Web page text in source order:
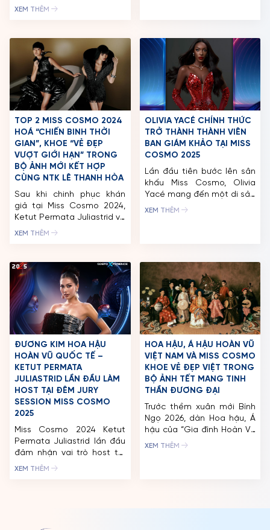
Tài Trợ Chính – Ngân Hàng
tại hội thảo “Cosmo Green
Summit” ở trụ sở Nam A
Bank, các thí sinh Miss
Cosmo 2024 lần lượt trình
bày về dự án xanh […]
XEM THÊM
quan tâm từ cộng đồng
yêu sắc đẹp trong và
ngoài […]
TOP 2 MISS COSMO 2024
HOÁ “CHIẾN BINH THỜI
GIAN”, KHOE “VẺ ĐẸP
VƯỢT GIỚI HẠN” TRONG
BỘ ẢNH MỚI KẾT HỢP
CÙNG NTK LÊ THANH HÒA
Sau khi chinh phục khán
giả tại Miss Cosmo 2024,
Ketut Permata Juliastrid và
Karnruethai Tassabut tiếp
đầy mê hoặc kết hợp cùng
NTK nổi tiếng Lê Thanh
Hòa. Diện những thiết kế
đặc sắc trong bộ sưu tập
BEYOND DEADLINES, Top 2
Miss […]
XEM THÊM
OLIVIA YACÉ CHÍNH THỨC
TRỞ THÀNH THÀNH VIÊN
BAN GIÁM KHẢO TẠI MISS
COSMO 2025
Lần đầu tiên bước lên sân
khấu Miss Cosmo, Olivia
Yacé mang đến một di sản
được xác định bởi sự thông
một người mẫu quốc tế nổi
tiếng mà còn là một người
[…]
XEM THÊM
ĐƯƠNG KIM HOA HẬU
HOÀN VŨ QUỐC TẾ –
KETUT PERMATA
JULIASTRID LẦN ĐẦU LÀM
HOST TẠI ĐÊM JURY
SESSION MISS COSMO
2025
Miss Cosmo 2024 Ketut
Permata Juliastrid lần đầu
đảm nhận vai trò host tại
đêm Jury Session (Bán
XEM THÊM
HOA HẬU, Á HẬU HOÀN VŨ
VIỆT NAM VÀ MISS COSMO
KHOE VẺ ĐẸP VIỆT TRONG
BỘ ẢNH TẾT MANG TINH
THẦN ĐƯƠNG ĐẠI
Trước thềm xuân mới Bính
Ngọ 2026, dàn Hoa hậu, Á
hậu của “Gia đình Hoàn Vũ
– Cosmo Family” gửi đến
dân gian tiêu biểu […]
XEM THÊM